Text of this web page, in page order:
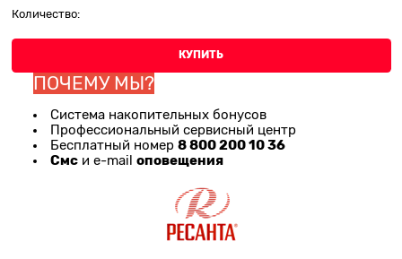
Количество:
КУПИТЬ
ПОЧЕМУ МЫ?
Система накопительных бонусов
Профессиональный сервисный центр
Бесплатный номер 8 800 200 10 36
Смс и e-mail оповещения